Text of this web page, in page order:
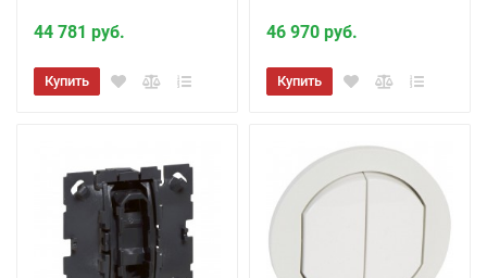
44 781 руб.
Купить
46 970 руб.
Купить